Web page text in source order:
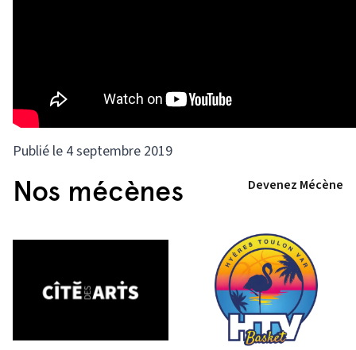
Publié le 4 septembre 2019
Nos mécènes Devenez Mécène